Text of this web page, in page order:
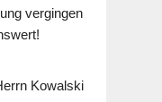
vergingen
Kowalski